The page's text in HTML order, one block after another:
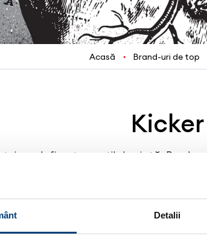
Detalii
Acasă Brand-uri de top
Kicker
ce definește un stil de viață.
lansat în 1980; fiind în prezent
generic pentru a desemna